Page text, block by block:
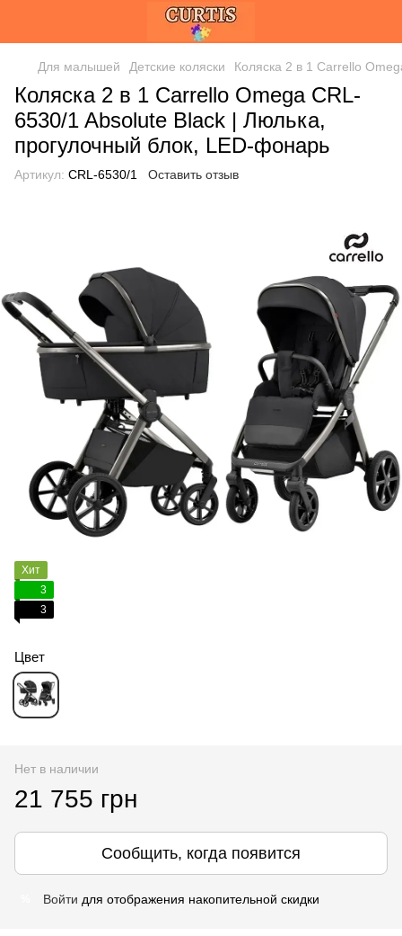
Для малышей Детские коляски Коляска 2 в 1 Carrello
Коляска 2 в 1 Carrello Omega CRL-
6530/1 Absolute Black | Люлька,
прогулочный блок, LED-фонарь
Артикул: CRL-6530/1 Оставить отзыв
Хит
3
3
Цвет
Нет в наличии
21 755 грн
Сообщить, когда появится
Войти для отображения накопительной скидки